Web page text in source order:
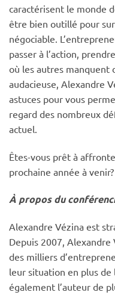
caractérisent le monde
être bien outillé pour
négociable.
passer à l’action,
où les autres manquent
audacieuse, Alexandre
astuces pour vous
regard des nombreux
actuel.
Êtes-vous prêt à
prochaine année à venir?
À propos du
Alexandre Vézina est
Depuis 2007, Alexandre
des milliers
leur situation en plus
également l’auteur de